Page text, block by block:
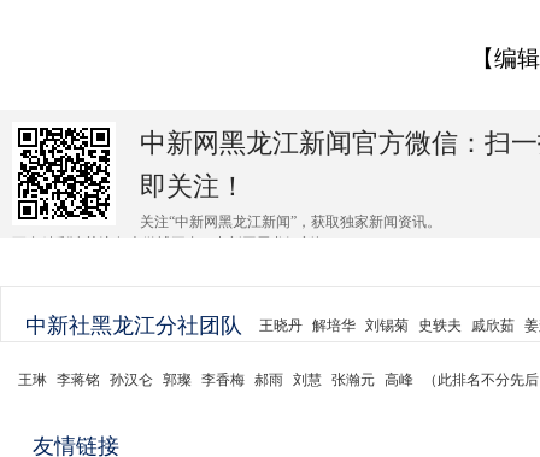
【编
中新网黑龙江新闻官方微信：扫
即关注！
关注“中新网黑龙江新闻”，获取独家新闻资讯。
中新社黑龙江分社团队 王晓丹 解培华 刘锡菊 史轶夫 戚欣茹
王琳 李蒋铭 孙汉仑 郭璨 李香梅 郝雨 刘慧 张瀚元 高峰 （此排名不分先
友情链接